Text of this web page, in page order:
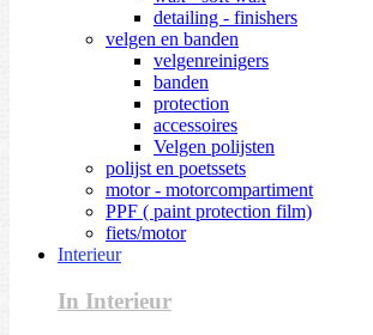
detailing - finishers
velgen en banden
velgenreinigers
banden
protection
accessoires
Velgen polijsten
polijst en poetssets
motor - motorcompartiment
PPF ( paint protection film)
fiets/motor
Interieur
In Interieur